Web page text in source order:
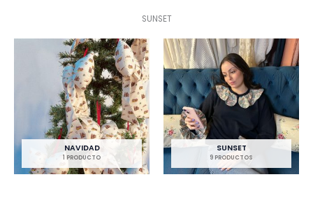
SUNSET
NAVIDAD
1 PRODUCTO
SUNSET
9 PRODUCTOS